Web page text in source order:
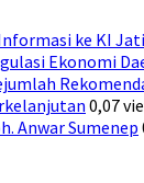
ke KI
Ekonomi
0,07
Anwar Sumenep